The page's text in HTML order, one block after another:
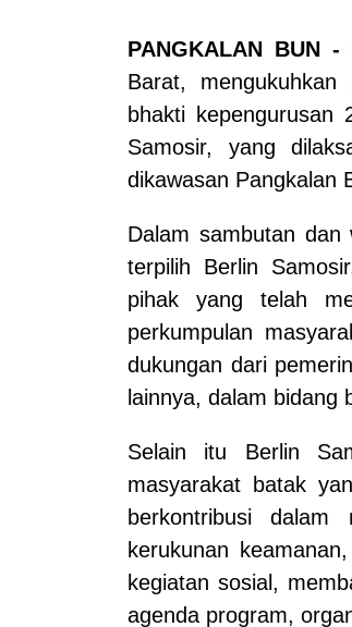
PANGKALAN BUN -
Barat,
bhakti kepengurusan
Samosir, yang
dikawasan Pangkalan
Dalam sambutan dan
terpilih Berlin
pihak yang telah
perkumpulan
dukungan dari
lainnya, dalam bidang
Selain itu Berlin
masyarakat batak
berkontribusi
kerukunan
kegiatan sosial,
agenda program,